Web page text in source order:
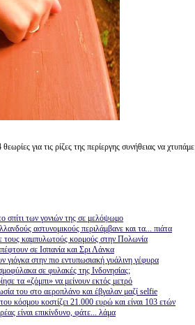
θεωρίες για τις ρίζες της περίεργης συνήθειας να
σπίτι των γονιών της σε μελόψωμο
αστυνομικούς περιλάμβανε και τα... πιάτα
τους καμπυλωτούς κορμούς στην Πολωνία
σε Ισπανία και Σρι Λάνκα
γιόγκα στην πιο εντυπωσιακή γυάλινη γέφυρα
σε φυλακές της Ινδονησίας;
τα «ζόμπι» να μείνουν εκτός μετρό
του στο αεροπλάνο και έβγαλαν μαζί selfie
κόσμου κοστίζει 21.000 ευρώ και είναι 103 ετών
είναι επικίνδυνο, φάτε... λάμα